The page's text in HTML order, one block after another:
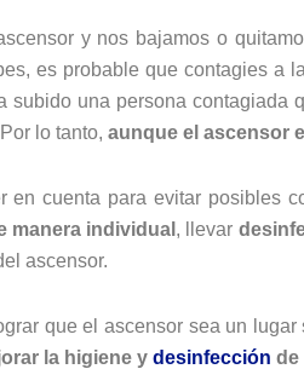
y nos bajamos o
es probable que contagies a
subido una persona
lo tanto, aunque el ascensor
en cuenta para evitar posibles
manera individual , llevar
ascensor.
que el ascensor sea un
la higiene y desinfección de